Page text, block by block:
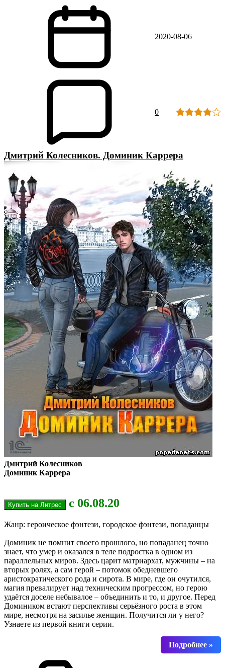
2020-08-06
0
Дмитрий Колесников. Доминик Каррера
Дмитрий Колесников
Доминик Каррера
с 06.08.20
Жанр: героическое фэнтези, городское фэнтези, попаданцы
Доминик не помнит своего прошлого, но попаданец точно
знает, что умер и оказался в теле подростка в одном из
параллельных миров. Здесь царит матриархат, мужчины – на
вторых ролях, а сам герой – потомок обедневшего
аристократического рода и сирота. В мире, где он очутился,
магия превалирует над техническим прогрессом, но герою
удаётся доселе небывалое – объединить и то, и другое. Перед
Домиником встают перспективы серьёзного роста в этом
мире, несмотря на засилье женщин. Получится ли у него?
Узнаете из первой книги серии.